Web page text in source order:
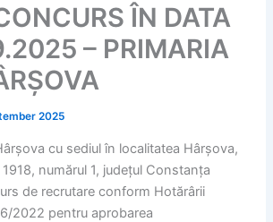
ÎN DATA
– PRIMARIA
2025
cu sediul în localitatea Hârșova,
numărul 1, județul Constanța
de recrutare conform Hotărârii
2022 pentru aprobarea